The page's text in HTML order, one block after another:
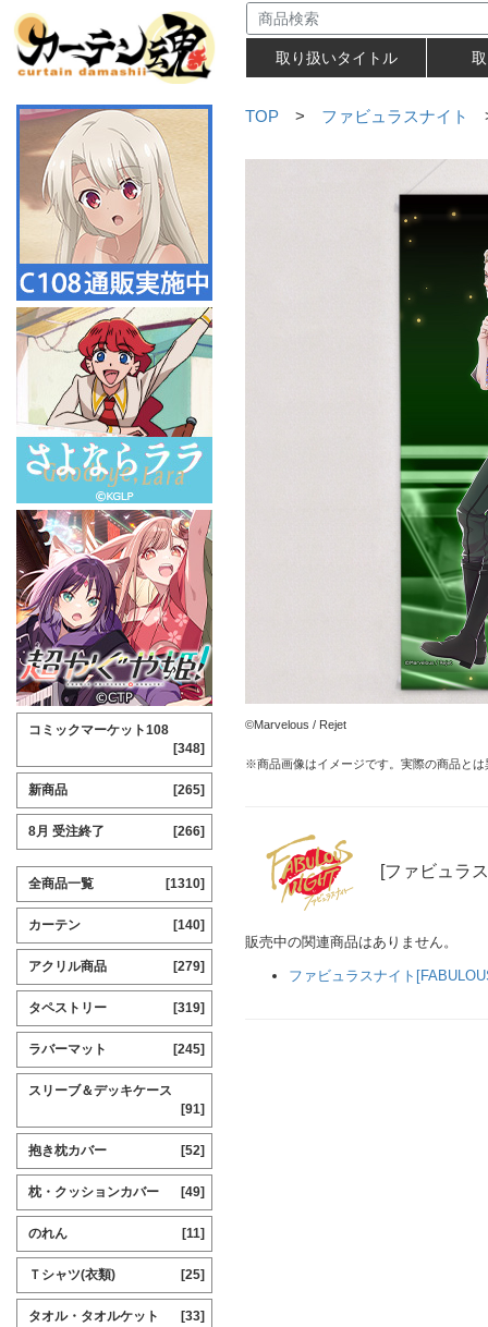
取り扱いタイトル
TOP > ファビュラスナイト
©Marvelous / Rejet
※商品画像はイメージです。実際の商品と
[ファビュラ
販売中の関連商品はありません。
ファビュラスナイト
コミックマーケット108
[348]
新商品 [265]
8月 受注終了 [266]
全商品一覧 [1310]
カーテン [140]
アクリル商品 [279]
タペストリー [319]
ラバーマット [245]
スリーブ＆デッキケース
[91]
抱き枕カバー [52]
枕・クッションカバー [49]
のれん [11]
Ｔシャツ(衣類) [25]
タオル・タオルケット [33]